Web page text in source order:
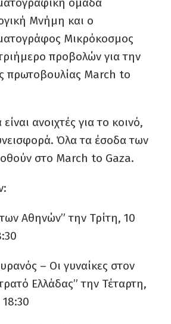
Μνήμη και ο
Μικρόκοσμος
προβολών για την
πρωτοβουλίας March to
ανοιχτές για το κοινό,
Όλα τα έσοδα των
στο March to Gaza.
Αθηνών” την Τρίτη, 10
– Οι γυναίκες στον
Ελλάδας” την Τέταρτη,
18:30